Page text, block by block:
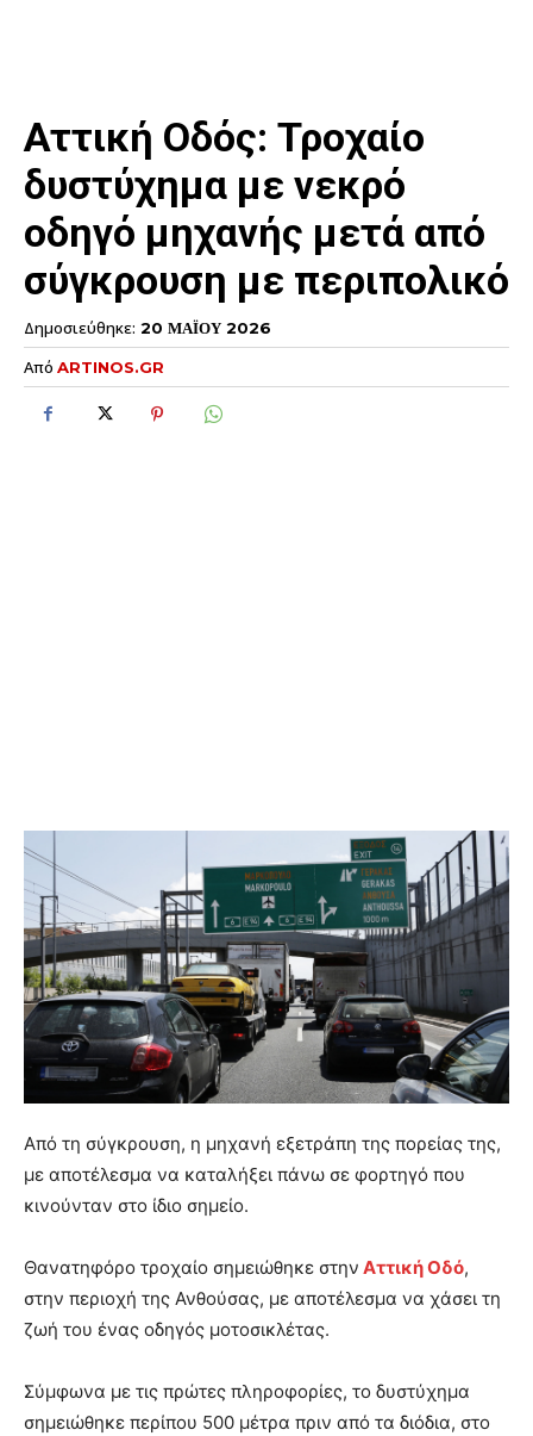
Αττική Οδός: Τροχαίο
δυστύχημα με νεκρό
οδηγό μηχανής μετά από
σύγκρουση με περιπολικό
Δημοσιεύθηκε: 20 ΜΑΪΟΥ 2026
Από ARTINOS.GR
Από τη σύγκρουση, η μηχανή εξετράπη της πορείας της,
με αποτέλεσμα να καταλήξει πάνω σε φορτηγό που
κινούνταν στο ίδιο σημείο.
Θανατηφόρο τροχαίο σημειώθηκε στην Αττική Οδό,
στην περιοχή της Ανθούσας, με αποτέλεσμα να χάσει τη
ζωή του ένας οδηγός μοτοσικλέτας.
Σύμφωνα με τις πρώτες πληροφορίες, το δυστύχημα
σημειώθηκε περίπου 500 μέτρα πριν από τα διόδια, στο